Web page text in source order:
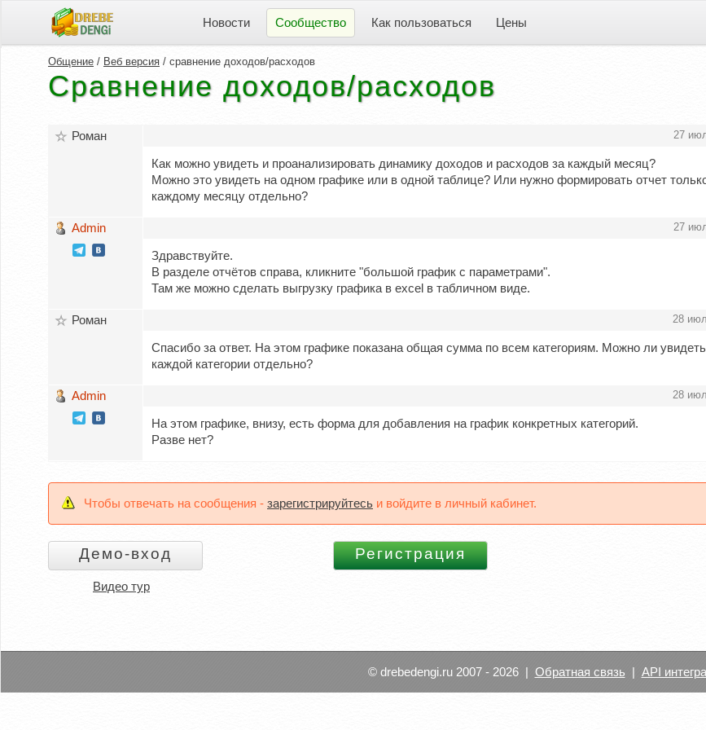
Новости Сообщество Как пользоваться Цены
Общение / Веб версия / сравнение доходов/расходов
Сравнение доходов/расходов
Роман 27
Как можно увидеть и проанализировать динамику доходов и расходов за каждый месяц?
Можно это увидеть на одном графике или в одной таблице? Или нужно формировать отчет
каждому месяцу отдельно?
Admin 27
Здравствуйте.
В разделе отчётов справа, кликните "большой график с параметрами".
Там же можно сделать выгрузку графика в excel в табличном виде.
Роман 28
Спасибо за ответ. На этом графике показана общая сумма по всем категориям. Можно ли
каждой категории отдельно?
Admin 28
На этом графике, внизу, есть форма для добавления на график конкретных категорий.
Разве нет?
Чтобы отвечать на сообщения - зарегистрируйтесь и войдите в личный кабинет.
Видео тур
© drebedengi.ru 2007 - 2026 | Обратная связь | API